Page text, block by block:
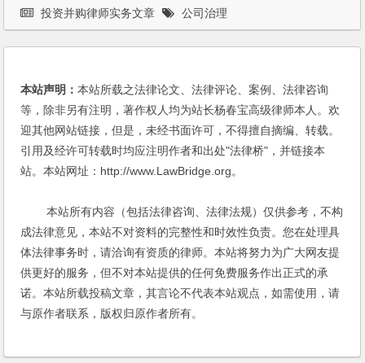
投资并购律师实务文章 公司治理
本站声明：本站所载之法律论文、法律评论、案例、法律咨询
等，除非另有注明，著作权人均为站长杨春宝高级律师本人。欢
迎其他网站链接，但是，未经书面许可，不得擅自摘编、转载。
引用及经许可转载时均应注明作者和出处"法律桥"，并链接本
站。本站网址：http://www.LawBridge.org。
本站所有内容（包括法律咨询、法律法规）仅供参考，不构
成法律意见，本站不对资料的完整性和时效性负责。您在处理具
体法律事务时，请洽询有资质的律师。本站将努力为广大网友提
供更好的服务，但不对本站提供的任何免费服务作出正式的承
诺。本站所载投稿文章，其言论不代表本站观点，如需使用，请
与原作者联系，版权归原作者所有。